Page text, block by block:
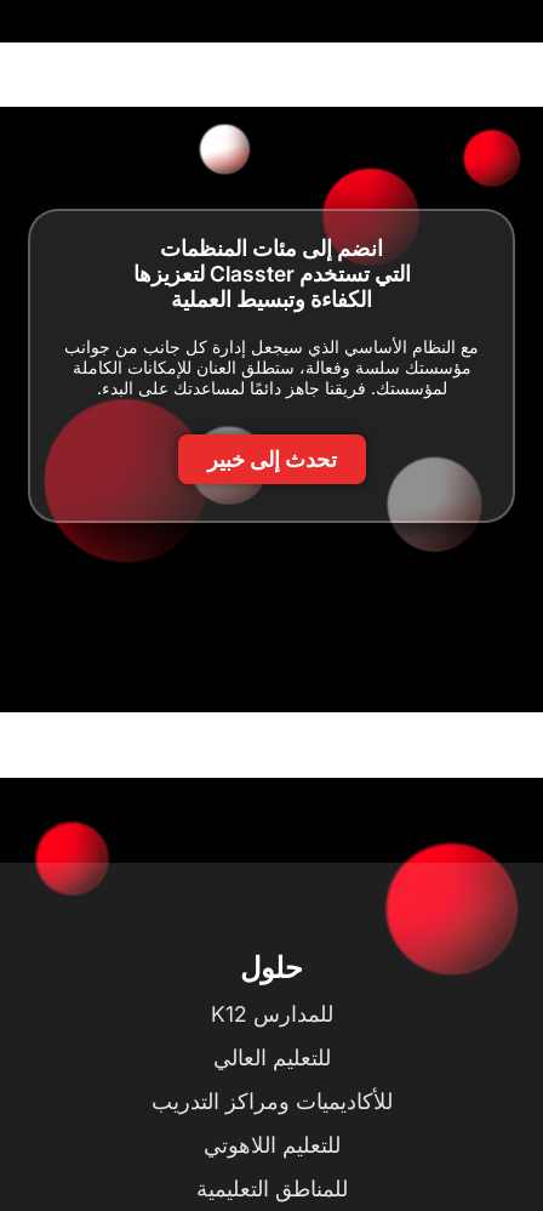
انضم إلى مئات المنظمات
التي تستخدم Classter لتعزيزها
الكفاءة وتبسيط العملية
مع النظام الأساسي الذي سيجعل إدارة كل جانب من جوانب
مؤسستك سلسة وفعالة، ستطلق العنان للإمكانات الكاملة
لمؤسستك. فريقنا جاهز دائمًا لمساعدتك على البدء.
تحدث إلى خبير
حلول
للمدارس K12
للتعليم العالي
للأكاديميات ومراكز التدريب
للتعليم اللاهوتي
للمناطق التعليمية